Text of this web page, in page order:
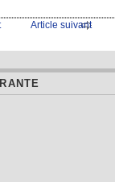
Article suivant